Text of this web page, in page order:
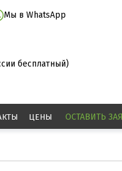
Мы в WhatsApp
бесплатный)
ЦЕНЫ ОСТАВИТЬ